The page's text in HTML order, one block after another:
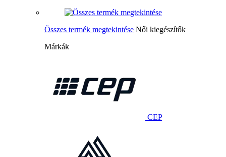
Összes termék megtekintése Női kiegészítők
Márkák
CEP